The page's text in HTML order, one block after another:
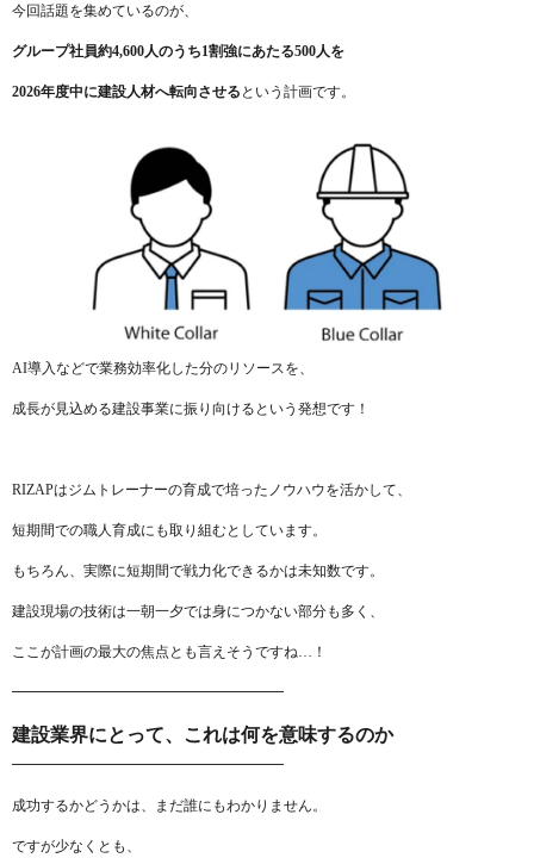
今回話題を集めているのが、
グループ社員約4,600人のうち1割強にあたる500人を
2026年度中に建設人材へ転向させる という計画です。
AI導入などで業務効率化した分のリソースを、
成長が見込める建設事業に振り向けるという発想です！
RIZAPはジムトレーナーの育成で培ったノウハウを活かして、
短期間での職人育成にも取り組むとしています。
もちろん、実際に短期間で戦力化できるかは未知数です。
建設現場の技術は一朝一夕では身につかない部分も多く、
ここが計画の最大の焦点とも言えそうですね…！
━━━━━━━━━━━━━━━━━━━
建設業界にとって、これは何を意味するのか
━━━━━━━━━━━━━━━━━━━
成功するかどうかは、まだ誰にもわかりません。
ですが少なくとも、